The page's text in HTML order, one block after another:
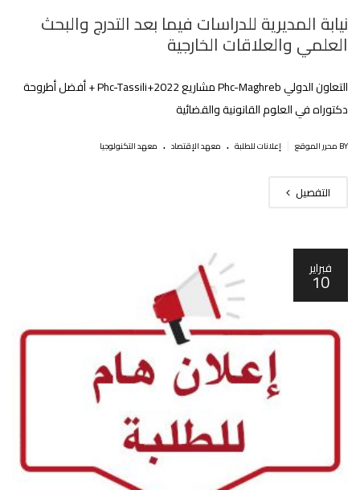
نيابة المديرية للدراسات فيما بعد التدرج والبحث
العلمي والعلاقات الخارجية
التعاون الدولي Phc-Maghreb مشاريع 2022+Phc-Tassili + أفضل أطروحة
دكتوراه في العلوم القانونية والقضائية
BY محرر الموقع إعلانات للطلبة . معهد الإقتصاد . معهد التكنولوجيا
التفصيل
فبراير
10